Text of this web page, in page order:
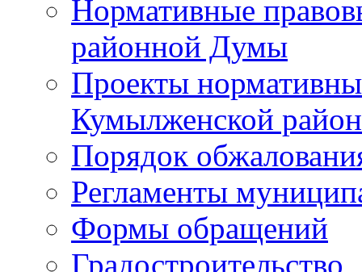
Нормативные
районной Думы
Проекты
Кумылженской
Порядок
Регламенты
Формы обращений
Градостроительство